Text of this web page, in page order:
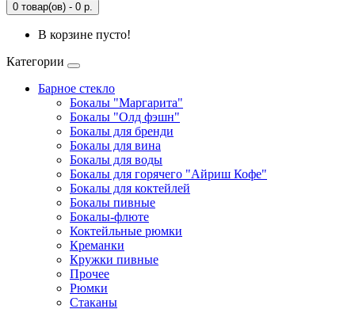
0 товар(ов) - 0 р.
В корзине пусто!
Категории
Барное стекло
Бокалы "Маргарита"
Бокалы "Олд фэшн"
Бокалы для бренди
Бокалы для вина
Бокалы для воды
Бокалы для горячего "Айриш Кофе"
Бокалы для коктейлей
Бокалы пивные
Бокалы-флюте
Коктейльные рюмки
Креманки
Кружки пивные
Прочее
Рюмки
Стаканы